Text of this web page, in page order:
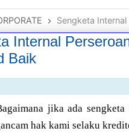
Sengketa
Internal
Baik
jika ada
hak kami selaku